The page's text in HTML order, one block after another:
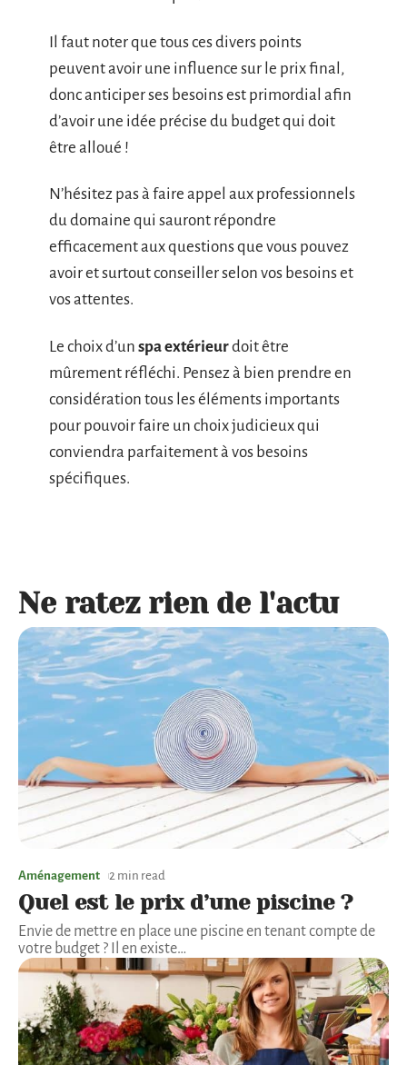
Il faut noter que tous ces divers points
peuvent avoir une influence sur le prix final,
donc anticiper ses besoins est primordial afin
d’avoir une idée précise du budget qui doit
être alloué !
N’hésitez pas à faire appel aux professionnels
du domaine qui sauront répondre
efficacement aux questions que vous pouvez
avoir et surtout conseiller selon vos besoins et
vos attentes.
Le choix d’un spa extérieurdoit être
mûrement réfléchi. Pensez à bien prendre en
considération tous les éléments importants
pour pouvoir faire un choix judicieux qui
conviendra parfaitement à vos besoins
spécifiques.
Ne ratez rien de l'actu
Aménagement 2 min read
Quel est le prix d’une piscine ?
Envie de mettre en place une piscine en tenant compte de
votre budget ? Il en existe…